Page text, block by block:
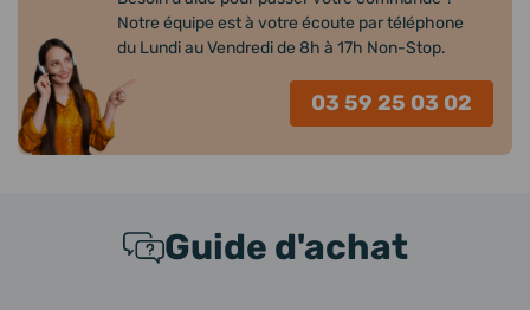
Notre équipe est à votre écoute par téléphone
du Lundi au Vendredi de 8h à 17h Non-Stop.
03 59 25 03 02
Guide d'achat